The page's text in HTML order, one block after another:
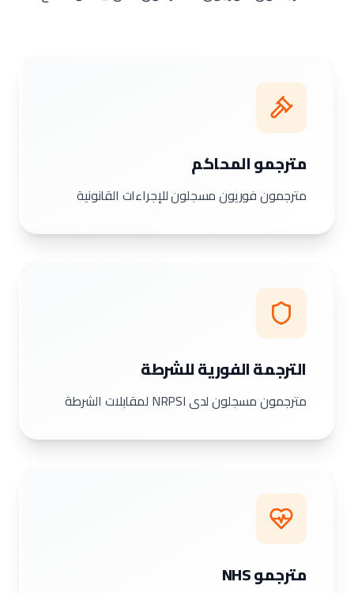
مترجمو المحاكم
مترجمون فوريون مسجلون للإجراءات القانونية
الترجمة الفورية للشرطة
مترجمون مسجلون لدى NRPSI لمقابلات الشرطة
مترجمو NHS